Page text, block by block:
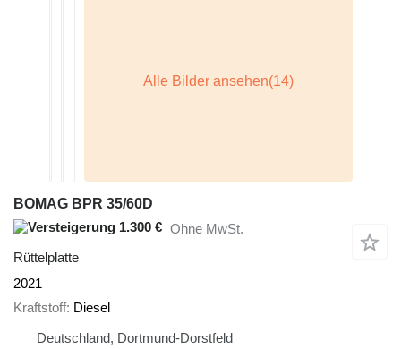
BOMAG BPR 35/60D
1.300 € Ohne MwSt.
Rüttelplatte
2021
Kraftstoff Diesel
Deutschland, Dortmund-Dorstfeld